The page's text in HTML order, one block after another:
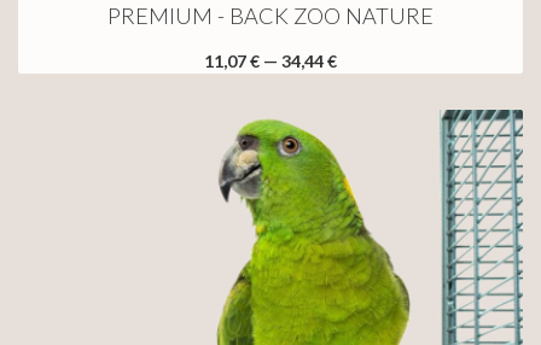
PREMIUM - BACK ZOO NATURE
11,07 € — 34,44 €